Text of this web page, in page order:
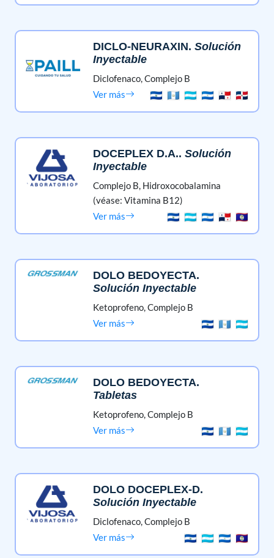
DICLO-NEURAXIN.Solución
Inyectable
Diclofenaco,Complejo B
Ver más
DOCEPLEX D.A..Solución
Inyectable
Complejo B, Hidroxocobalamina
(véase: Vitamina B12)
Ver más
DOLO BEDOYECTA.
Solución Inyectable
Ketoprofeno,Complejo B
Ver más
DOLO BEDOYECTA.
Tabletas
Ketoprofeno,Complejo B
Ver más
DOLO DOCEPLEX-D.
Solución Inyectable
Diclofenaco,Complejo B
Ver más